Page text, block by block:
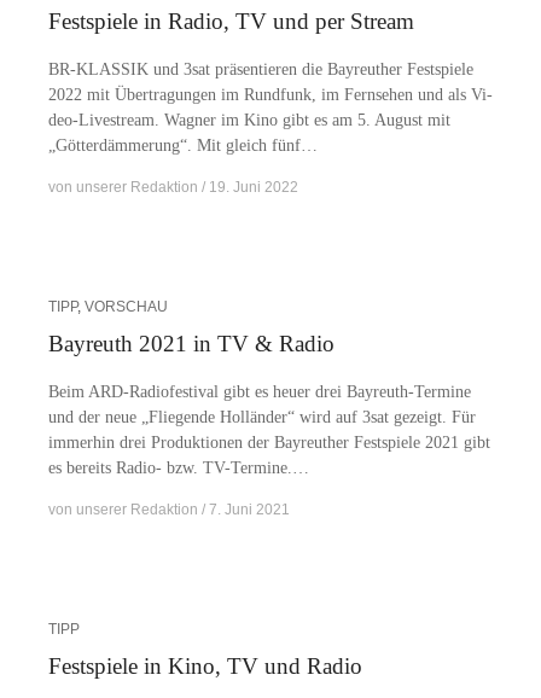
Festspiele in Radio, TV und per Stream
BR-KLAS­­SIK und 3sat prä­sen­tie­ren die Bay­reu­ther Fest­spie­le
2022 mit Über­tra­gun­gen im Rund­funk, im Fern­se­hen und als Vi­­
deo-Li­ve­stream. Wag­ner im Kino gibt es am 5. Au­gust mit
„Göt­ter­däm­me­rung“. Mit gleich fünf…
von unserer Redaktion 19. Juni 2022
TIPP, VORSCHAU
Bayreuth 2021 in TV & Radio
Beim ARD-Ra­­dio­­fes­­ti­­val gibt es heu­er drei Bay­­reuth-Ter­­mi­­ne
und der neue „Flie­gen­de Hol­län­der“ wird auf 3sat ge­zeigt. Für
im­mer­hin drei Pro­duk­tio­nen der Bay­reu­ther Fest­spie­le 2021 gibt
es be­reits Ra­­dio- bzw. TV-Termine.…
von unserer Redaktion 7. Juni 2021
TIPP
Festspiele in Kino, TV und Radio